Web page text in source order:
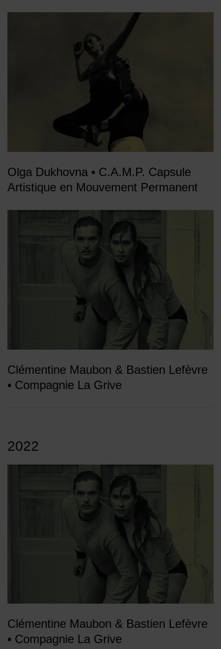
Olga Dukhovna • C.A.M.P. Capsule
Artistique en Mouvement Permanent
Clémentine Maubon & Bastien Lefèvre
• Compagnie La Grive
2022
Clémentine Maubon & Bastien Lefèvre
• Compagnie La Grive